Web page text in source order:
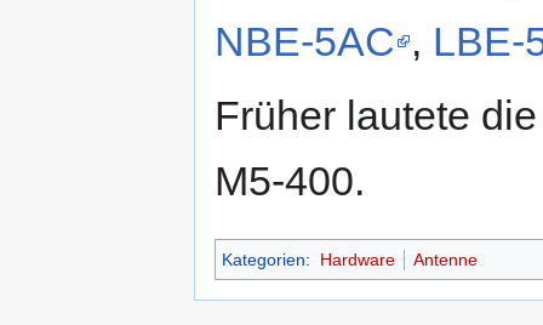
NBE-5AC , LBE-
Früher lautete
M5-400.
Kategorien: Hardware Antenne